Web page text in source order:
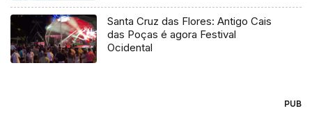
Santa Cruz das Flores: Antigo Cais
das Poças é agora Festival
Ocidental
PUB